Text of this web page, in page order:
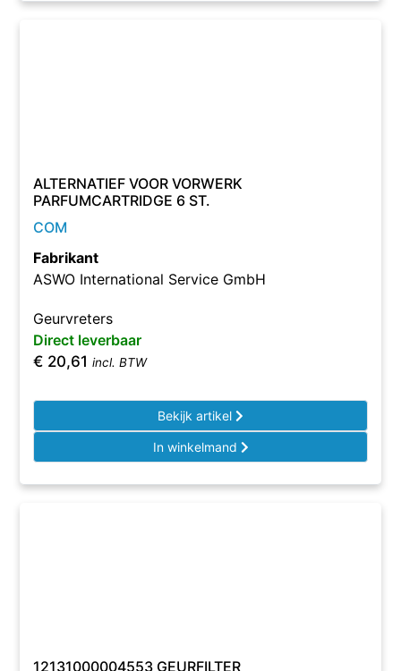
ALTERNATIEF VOOR VORWERK
PARFUMCARTRIDGE 6 ST.
COM
Fabrikant
ASWO International Service GmbH
Geurvreters
Direct leverbaar
€ 20,61 incl. BTW
Bekijk artikel
In winkelmand
12131000004553 GEURFILTER